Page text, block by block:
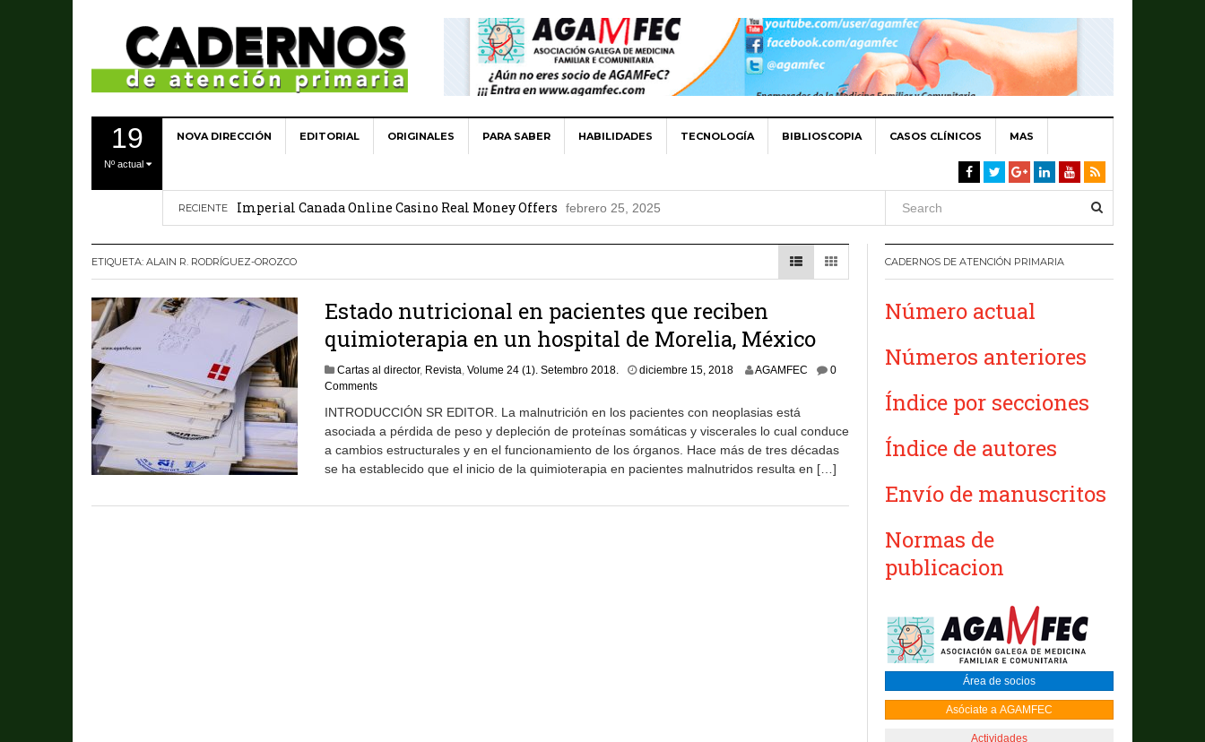
19
Nº actual
NOVA DIRECCIÓN EDITORIAL ORIGINALES PARA SABER HABILIDADES TECNOLOGÍA BIBLIOSCOPIA CASOS CLÍNICOS MAS
RECIENTE Imperial Canada Online Casino Real Money Offers febrero 25, 2025
Qué hay de nuevo en dolor: Lo fundamental de 2021
ETIQUETA: ALAIN R. RODRÍGUEZ-OROZCO
Estado nutricional en pacientes que reciben
quimioterapia en un hospital de Morelia, México
Cartas al director, Revista, Volume 24 (1). Setembro 2018. diciembre 15, 2018 AGAMFEC
0
Comments
INTRODUCCIÓN SR EDITOR. La malnutrición en los pacientes con neoplasias está
asociada a pérdida de peso y depleción de proteínas somáticas y viscerales lo cual conduce
a cambios estructurales y en el funcionamiento de los órganos. Hace más de tres décadas
se ha establecido que el inicio de la quimioterapia en pacientes malnutridos resulta en […]
CADERNOS DE ATENCIÓN PRIMARIA
Número actual
Números anteriores
Índice por secciones
Índice de autores
Envío de manuscritos
Normas de
publicacion
Área de socios
Asóciate a AGAMFEC
Actividades